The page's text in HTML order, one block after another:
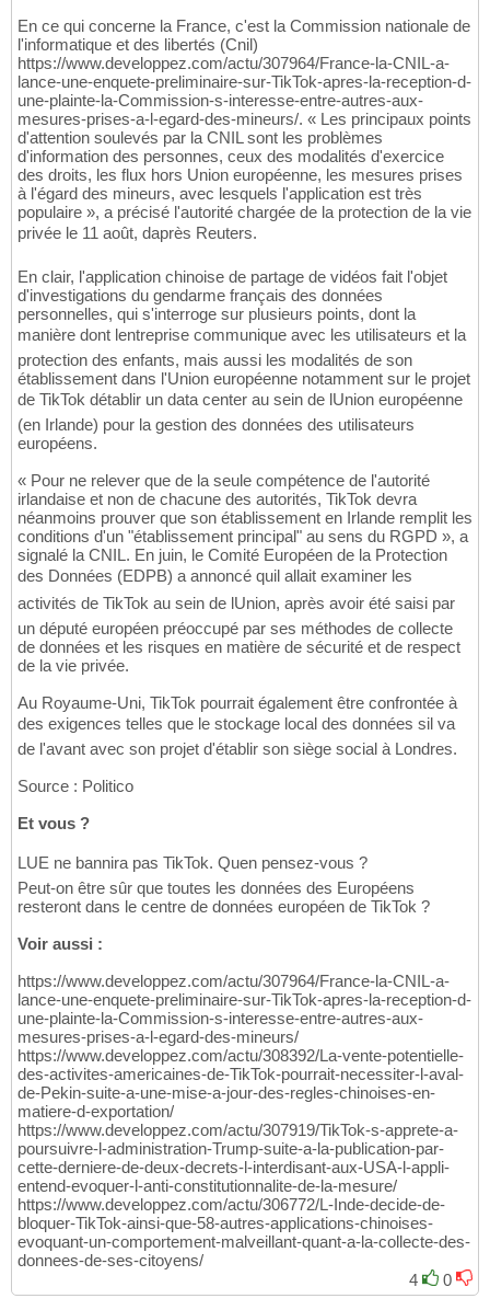
En ce qui concerne la France, c'est la Commission nationale de
l'informatique et des libertés (Cnil)
https://www.developpez.com/actu/307964/France-la-CNIL-a-
lance-une-enquete-preliminaire-sur-TikTok-apres-la-reception-d-
une-plainte-la-Commission-s-interesse-entre-autres-aux-
mesures-prises-a-l-egard-des-mineurs/. « Les principaux points
d'attention soulevés par la CNIL sont les problèmes
d'information des personnes, ceux des modalités d'exercice
des droits, les flux hors Union européenne, les mesures prises
à l'égard des mineurs, avec lesquels l'application est très
populaire », a précisé l'autorité chargée de la protection de la vie
privée le 11 août, daprès Reuters.
En clair, l'application chinoise de partage de vidéos fait l'objet
d'investigations du gendarme français des données
personnelles, qui s'interroge sur plusieurs points, dont la
manière dont lentreprise communique avec les utilisateurs et la
protection des enfants, mais aussi les modalités de son
établissement dans l'Union européenne notamment sur le projet
de TikTok détablir un data center au sein de lUnion européenne
(en Irlande) pour la gestion des données des utilisateurs
européens.
« Pour ne relever que de la seule compétence de l'autorité
irlandaise et non de chacune des autorités, TikTok devra
néanmoins prouver que son établissement en Irlande remplit les
conditions d'un "établissement principal" au sens du RGPD », a
signalé la CNIL. En juin, le Comité Européen de la Protection
des Données (EDPB) a annoncé quil allait examiner les
activités de TikTok au sein de lUnion, après avoir été saisi par
un député européen préoccupé par ses méthodes de collecte
de données et les risques en matière de sécurité et de respect
de la vie privée.
Au Royaume-Uni, TikTok pourrait également être confrontée à
des exigences telles que le stockage local des données sil va
de l'avant avec son projet d'établir son siège social à Londres.
Source : Politico
Et vous ?
LUE ne bannira pas TikTok. Quen pensez-vous ?
Peut-on être sûr que toutes les données des Européens
resteront dans le centre de données européen de TikTok ?
Voir aussi :
https://www.developpez.com/actu/307964/France-la-CNIL-a-
lance-une-enquete-preliminaire-sur-TikTok-apres-la-reception-d-
une-plainte-la-Commission-s-interesse-entre-autres-aux-
mesures-prises-a-l-egard-des-mineurs/
https://www.developpez.com/actu/308392/La-vente-potentielle-
des-activites-americaines-de-TikTok-pourrait-necessiter-l-aval-
de-Pekin-suite-a-une-mise-a-jour-des-regles-chinoises-en-
matiere-d-exportation/
https://www.developpez.com/actu/307919/TikTok-s-apprete-a-
poursuivre-l-administration-Trump-suite-a-la-publication-par-
cette-derniere-de-deux-decrets-l-interdisant-aux-USA-l-appli-
entend-evoquer-l-anti-constitutionnalite-de-la-mesure/
https://www.developpez.com/actu/306772/L-Inde-decide-de-
bloquer-TikTok-ainsi-que-58-autres-applications-chinoises-
evoquant-un-comportement-malveillant-quant-a-la-collecte-des-
donnees-de-ses-citoyens/
4
0